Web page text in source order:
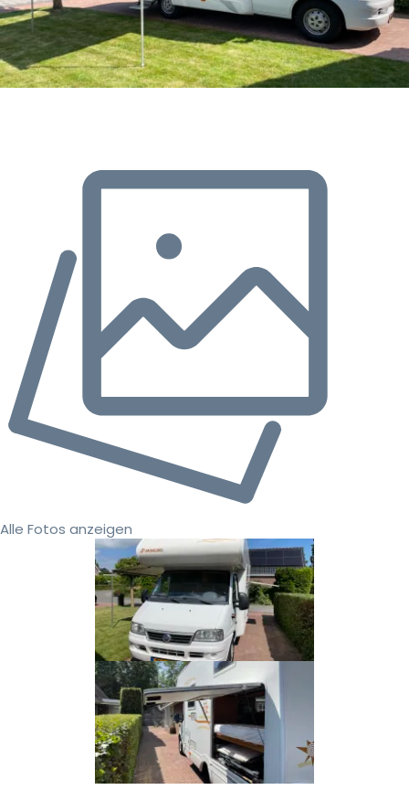
Alle Fotos anzeigen